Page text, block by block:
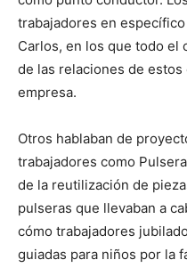
trabajadores en
Carlos, en los que todo
de las relaciones de
empresa.
Otros hablaban de
trabajadores como
de la reutilización de
pulseras que llevaban a
cómo trabajadores
guiadas para niños por la